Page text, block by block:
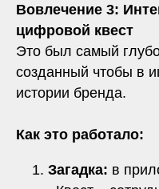
Вовлечение 3:
цифровой квест
Это был самый
созданный чтобы в
истории бренда.
Как это работало:
Загадка: в